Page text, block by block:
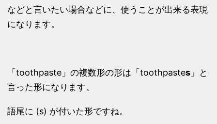
などと言いたい場合などに、使うことが出来る表現
になります。
「toothpaste」の複数形の形は「toothpastes 」と
言った形になります。
語尾に (s) が付いた形ですね。